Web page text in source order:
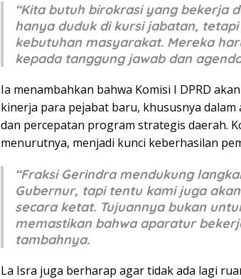
“Kita butuh birokrasi yang bekerja
hanya duduk di kursi jabatan,
kebutuhan masyarakat. Mereka
kepada tanggung jawab dan
Ia menambahkan bahwa Komisi I DPRD
kinerja para pejabat baru, khususnya
dan percepatan program strategis daerah.
menurutnya, menjadi kunci keberhasilan
“Fraksi Gerindra mendukung
Gubernur, tapi tentu kami juga
secara ketat. Tujuannya bukan
memastikan bahwa aparatur
tambahnya.
La Isra juga berharap agar tidak ada lagi